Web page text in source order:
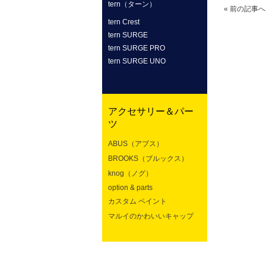
tern（ターン）
tern Crest
tern SURGE
tern SURGE PRO
tern SURGE UNO
アクセサリー＆パー
ツ
ABUS（アブス）
BROOKS（ブルックス）
knog（ノグ）
option & parts
カスタム ペイント
マルイのかわいいキャップ
« 前の記事へ